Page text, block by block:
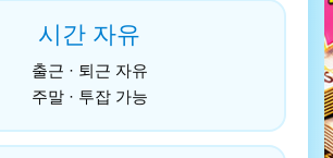
시간 자유
출근 · 퇴근 자유
주말 · 투잡 가능